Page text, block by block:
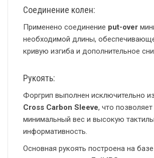
Соединение колен:
Применено соединение put-over
необходимой длины,
кривую изгиба и дополнительное
Рукоять:
Форгрип выполнен исключительно из
Cross Carbon Sleeve, что
минимальный вес и высокую
информативность.
Основная рукоять построена на базе